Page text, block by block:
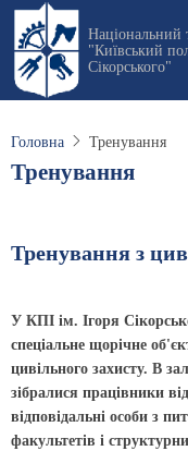
Перейти
основного
вмісту
Національний
"Київський
Сікорського"
Головна Тренування
Тренування
Тренування з
У КПІ ім. Ігоря
спеціальне щорічне
цивільного захисту. В
зібралися працівники
відповідальні особи з
факультетів і